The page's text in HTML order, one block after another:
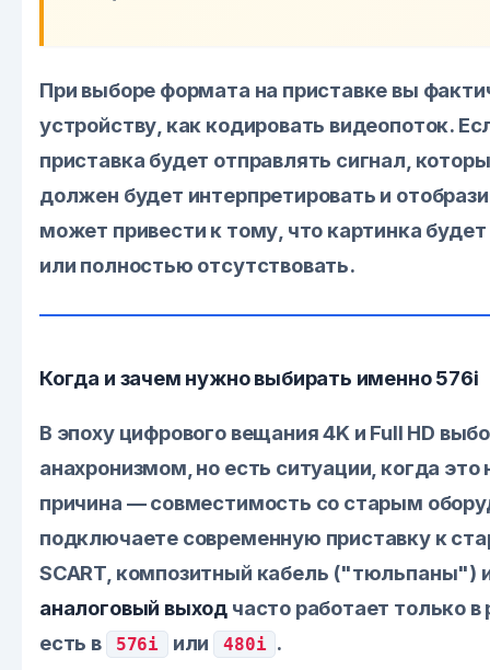
При выборе формата на приставке вы
устройству, как кодировать видеопоток.
приставка будет отправлять сигнал,
должен будет интерпретировать и
может привести к тому, что картинка
или полностью отсутствовать.
Когда и зачем нужно выбирать именно 576i
В эпоху цифрового вещания 4K и Full HD
анахронизмом, но есть ситуации, когда
причина — совместимость со старым
подключаете современную приставку к
SCART, композитный кабель ("тюльпаны")
аналоговый выход часто работает только
есть в
576i или 480i .